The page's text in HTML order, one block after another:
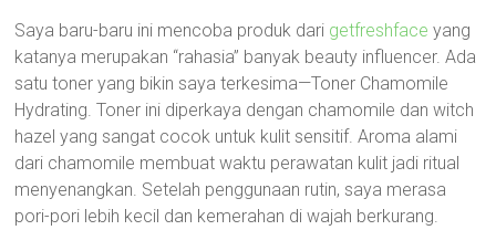
Saya baru-baru ini mencoba produk dari getfreshface yang
katanya merupakan “rahasia” banyak beauty influencer. Ada
satu toner yang bikin saya terkesima—Toner Chamomile
Hydrating. Toner ini diperkaya dengan chamomile dan witch
hazel yang sangat cocok untuk kulit sensitif. Aroma alami
dari chamomile membuat waktu perawatan kulit jadi ritual
menyenangkan. Setelah penggunaan rutin, saya merasa
pori-pori lebih kecil dan kemerahan di wajah berkurang.